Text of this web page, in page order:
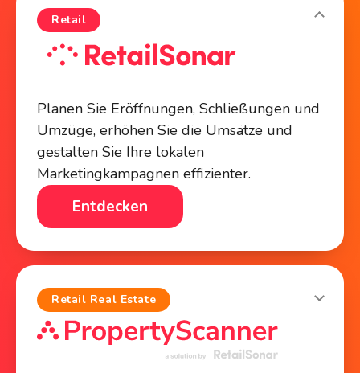
Retail
Planen Sie Eröffnungen, Schließungen und
Umzüge, erhöhen Sie die Umsätze und
gestalten Sie Ihre lokalen
Marketingkampagnen effizienter.
Entdecken
Retail Real Estate